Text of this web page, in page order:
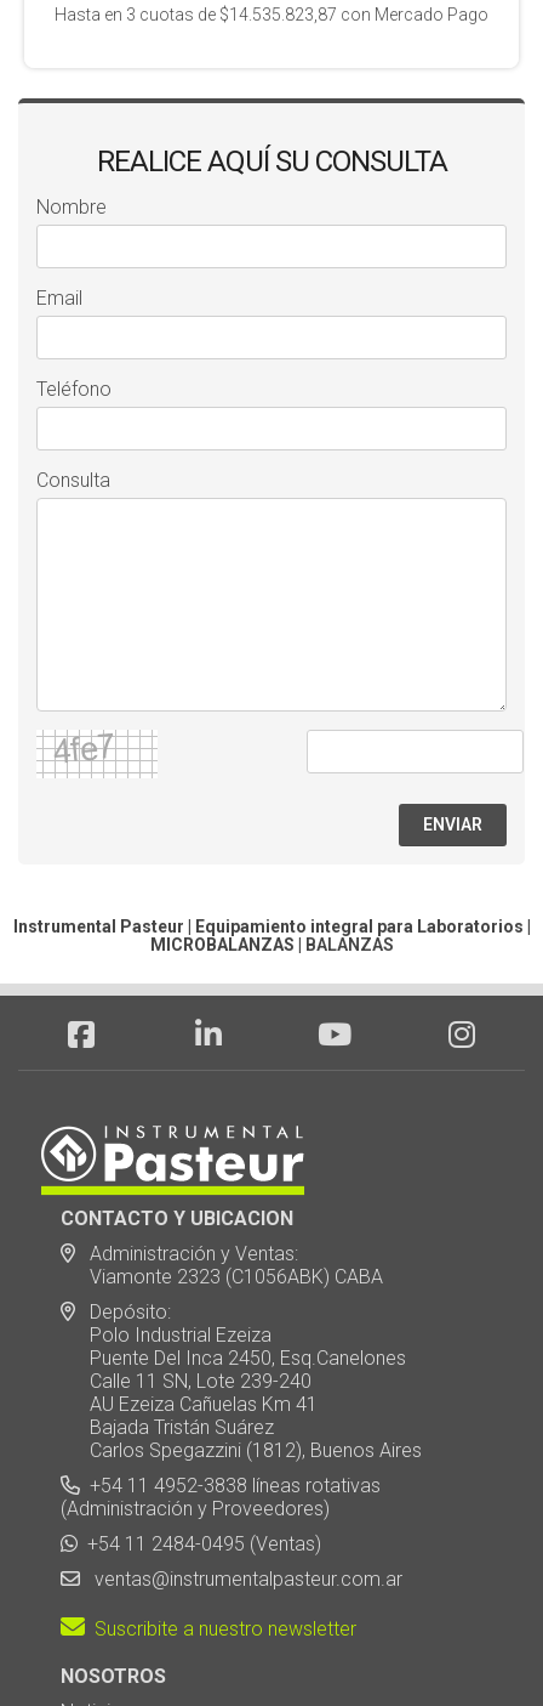
Hasta en 3 cuotas de $14.535.823,87 con Mercado Pago
REALICE AQUÍ SU CONSULTA
Nombre
Email
Teléfono
Consulta
ENVIAR
Instrumental Pasteur | Equipamiento integral para Laboratorios |
MICROBALANZAS
BALANZAS
CONTACTO Y UBICACION
Administración y Ventas:
Viamonte 2323 (C1056ABK) CABA
Depósito:
Polo Industrial Ezeiza
Puente Del Inca 2450, Esq.Canelones
Calle 11 SN, Lote 239-240
AU Ezeiza Cañuelas Km 41
Bajada Tristán Suárez
Carlos Spegazzini (1812), Buenos Aires
+54 11 4952-3838 líneas rotativas
(Administración y Proveedores)
+54 11 2484-0495 (Ventas)
ventas@instrumentalpasteur.com.ar
Suscribite a nuestro newsletter
NOSOTROS